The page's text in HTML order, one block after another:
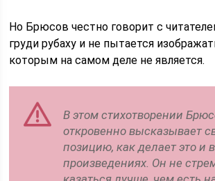
Но Брюсов честно говорит с
груди рубаху и не пытается
которым на самом деле не является.
В этом стихотворении
откровенно высказывает
позицию, как делает это и
произведениях. Он не